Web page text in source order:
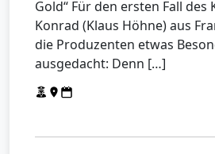
Gold“ Für den ersten Fall des
Konrad (Klaus Höhne) aus
die Produzenten etwas
ausgedacht: Denn […]